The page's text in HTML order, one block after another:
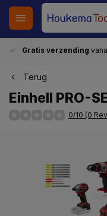
Gratis verzending
Terug
Einhell PRO-
0/10 (0